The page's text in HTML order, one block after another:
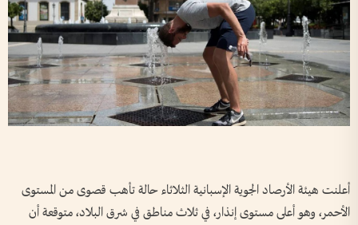
أعلنت هيئة الأرصاد الجوية الإسبانية الثلاثاء حالة تأهب قصوى من المستوى
الأحمر، وهو أعلى مستوى إنذار، في ثلاث مناطق في شرق البلاد، متوقعة أن